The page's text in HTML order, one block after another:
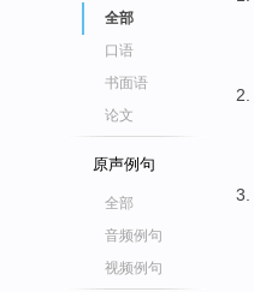
全部
口语
书面语
论文
原声例句
全部
音频例句
视频例句